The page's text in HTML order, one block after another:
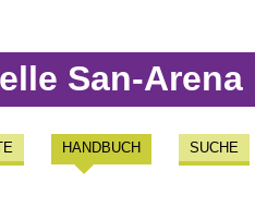
San-Arena
HANDBUCH SUCHE